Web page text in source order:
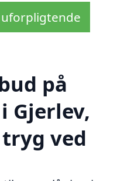
på
Gjerlev,
ved